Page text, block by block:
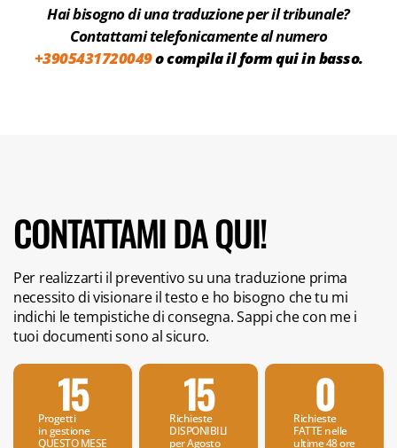
Hai bisogno di una traduzione per il tribunale?
Contattami telefonicamente al numero
+3905431720049o compila il formqui in basso.
CONTATTAMI DA QUI!
Per realizzarti il preventivo su una traduzione prima
necessito di visionare il testo e ho bisogno che tu mi
indichi le tempistiche di consegna. Sappi che con me i
tuoi documenti sono al sicuro.
Progetti
in gestione
QUESTO MESE
15
Richieste
DISPONIBILI
per Agosto
15
Richieste
FATTE nelle
ultime 48 ore
0